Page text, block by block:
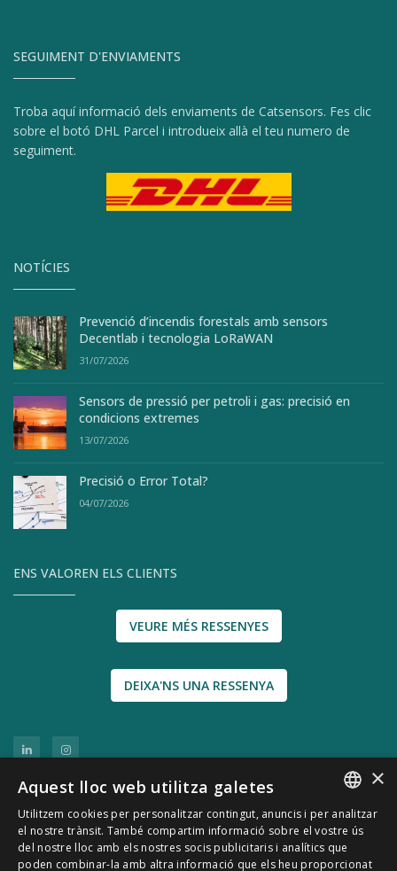
SEGUIMENT D'ENVIAMENTS
Troba aquí informació dels enviaments de Catsensors. Fes clic
sobre el botó DHL Parcel i introdueix allà el teu numero de
seguiment.
NOTÍCIES
Prevenció d’incendis forestals amb sensors
Decentlab i tecnologia LoRaWAN
31/07/2026
Sensors de pressió per petroli i gas: precisió en
condicions extremes
13/07/2026
Precisió o Error Total?
04/07/2026
ENS VALOREN ELS CLIENTS
VEURE MÉS RESSENYES
DEIXA'NS UNA RESSENYA
SPANISH
CATALÀ
×
Aquest lloc web utilitza galetes
Utilitzem cookies per personalitzar contingut, anuncis i per analitzar
el nostre trànsit. També compartim informació sobre el vostre ús
del nostre lloc amb els nostres socis publicitaris i analítics que
poden combinar-la amb altra informació que els heu proporcionat